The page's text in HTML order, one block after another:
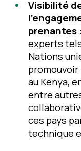
Visibilité
prenantes :
experts
Nations
promouvoir
au Kenya,
entre
ces pays
technique